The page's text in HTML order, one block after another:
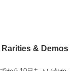
Rarities & Demos